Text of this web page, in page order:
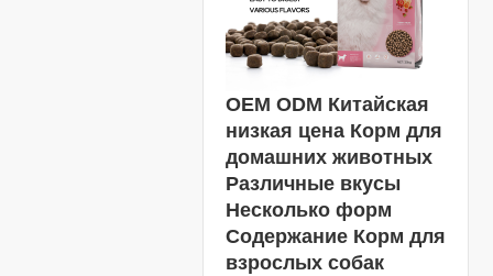
OEM ODM Китайская
низкая цена Корм ​​для
домашних животных
Различные вкусы
Несколько форм
Содержание Корм ​​для
взрослых собак